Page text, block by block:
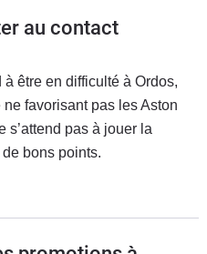
au contact
à être en difficulté à Ordos,
favorisant pas les Aston
s’attend pas à jouer la
bons points.